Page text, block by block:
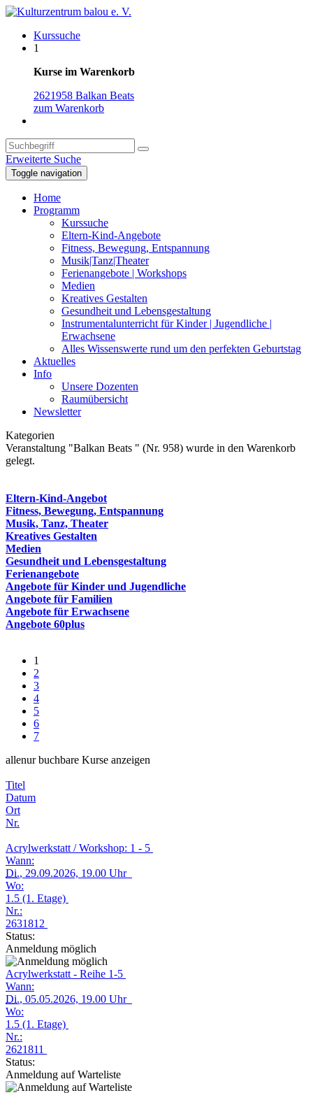
Kurssuche
1
Kurse im Warenkorb
2621958 Balkan Beats
zum Warenkorb
Erweiterte Suche
Toggle navigation
Home
Programm
Kurssuche
Eltern-Kind-Angebote
Fitness, Bewegung, Entspannung
Musik|Tanz|Theater
Ferienangebote | Workshops
Medien
Kreatives Gestalten
Gesundheit und Lebensgestaltung
Instrumentalunterricht für Kinder | Jugendliche |
Erwachsene
Alles Wissenswerte rund um den perfekten Geburtstag
Aktuelles
Info
Unsere Dozenten
Raumübersicht
Newsletter
Kategorien
Veranstaltung "Balkan Beats " (Nr. 958) wurde in den Warenkorb
gelegt.
Eltern-Kind-Angebot
Fitness, Bewegung, Entspannung
Musik, Tanz, Theater
Kreatives Gestalten
Medien
Gesundheit und Lebensgestaltung
Ferienangebote
Angebote für Kinder und Jugendliche
Angebote für Familien
Angebote für Erwachsene
Angebote 60plus
1
2
3
4
5
6
7
allenur buchbare Kurse anzeigen
Titel
Datum
Ort
Nr.
Acrylwerkstatt / Workshop: 1 - 5
Wann:
Di., 29.09.2026, 19.00 Uhr
Wo:
1.5 (1. Etage)
Nr.:
2631812
Status:
Anmeldung möglich
Acrylwerkstatt - Reihe 1-5
Wann:
Di., 05.05.2026, 19.00 Uhr
Wo:
1.5 (1. Etage)
Nr.:
2621811
Status:
Anmeldung auf Warteliste